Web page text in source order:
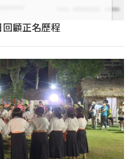
顧正名歷程